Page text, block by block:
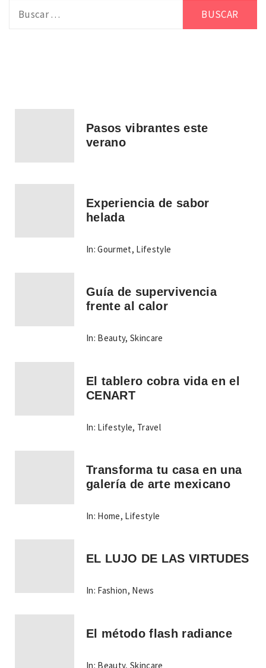
Pasos vibrantes este
verano
Experiencia de sabor
helada
In: Gourmet, Lifestyle
Guía de supervivencia
frente al calor
In: Beauty,Skincare
El tablero cobra vida en el
CENART
In: Lifestyle, Travel
Transforma tu casa en una
galería de arte mexicano
In: Home, Lifestyle
EL LUJO DE LAS VIRTUDES
In: Fashion, News
El método flash radiance
In: Beauty,Skincare